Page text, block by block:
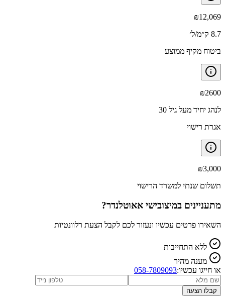
₪12,069
8.7 ק״מ/ל׳
ביטוח מקיף ממוצע
₪2600
לנהג יחיד מעל גיל 30
אגרת רישוי
₪3,000
תשלום שנתי למשרד הרישוי
מתעניינים במיצובישי אאוטלנדר?
השאירו פרטים עכשיו ונעזור לכם לקבל הצעת רלוונטיות
ללא התחייבות
מענה מהיר
או חייגו עכשיו:058-7809093
קבלו הצעה